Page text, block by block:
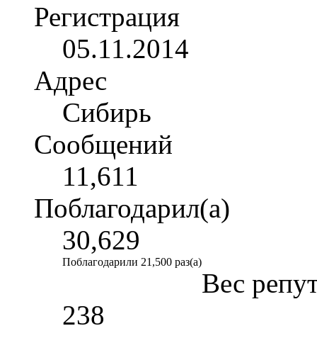
Регистрация
05.11.2014
Адрес
Сибирь
Сообщений
11,611
Поблагодарил(а)
30,629
Поблагодарили 21,500 раз(а)
Вес
238